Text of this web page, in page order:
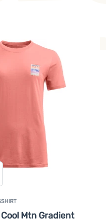
maximal verlängert
Mtn Gradient